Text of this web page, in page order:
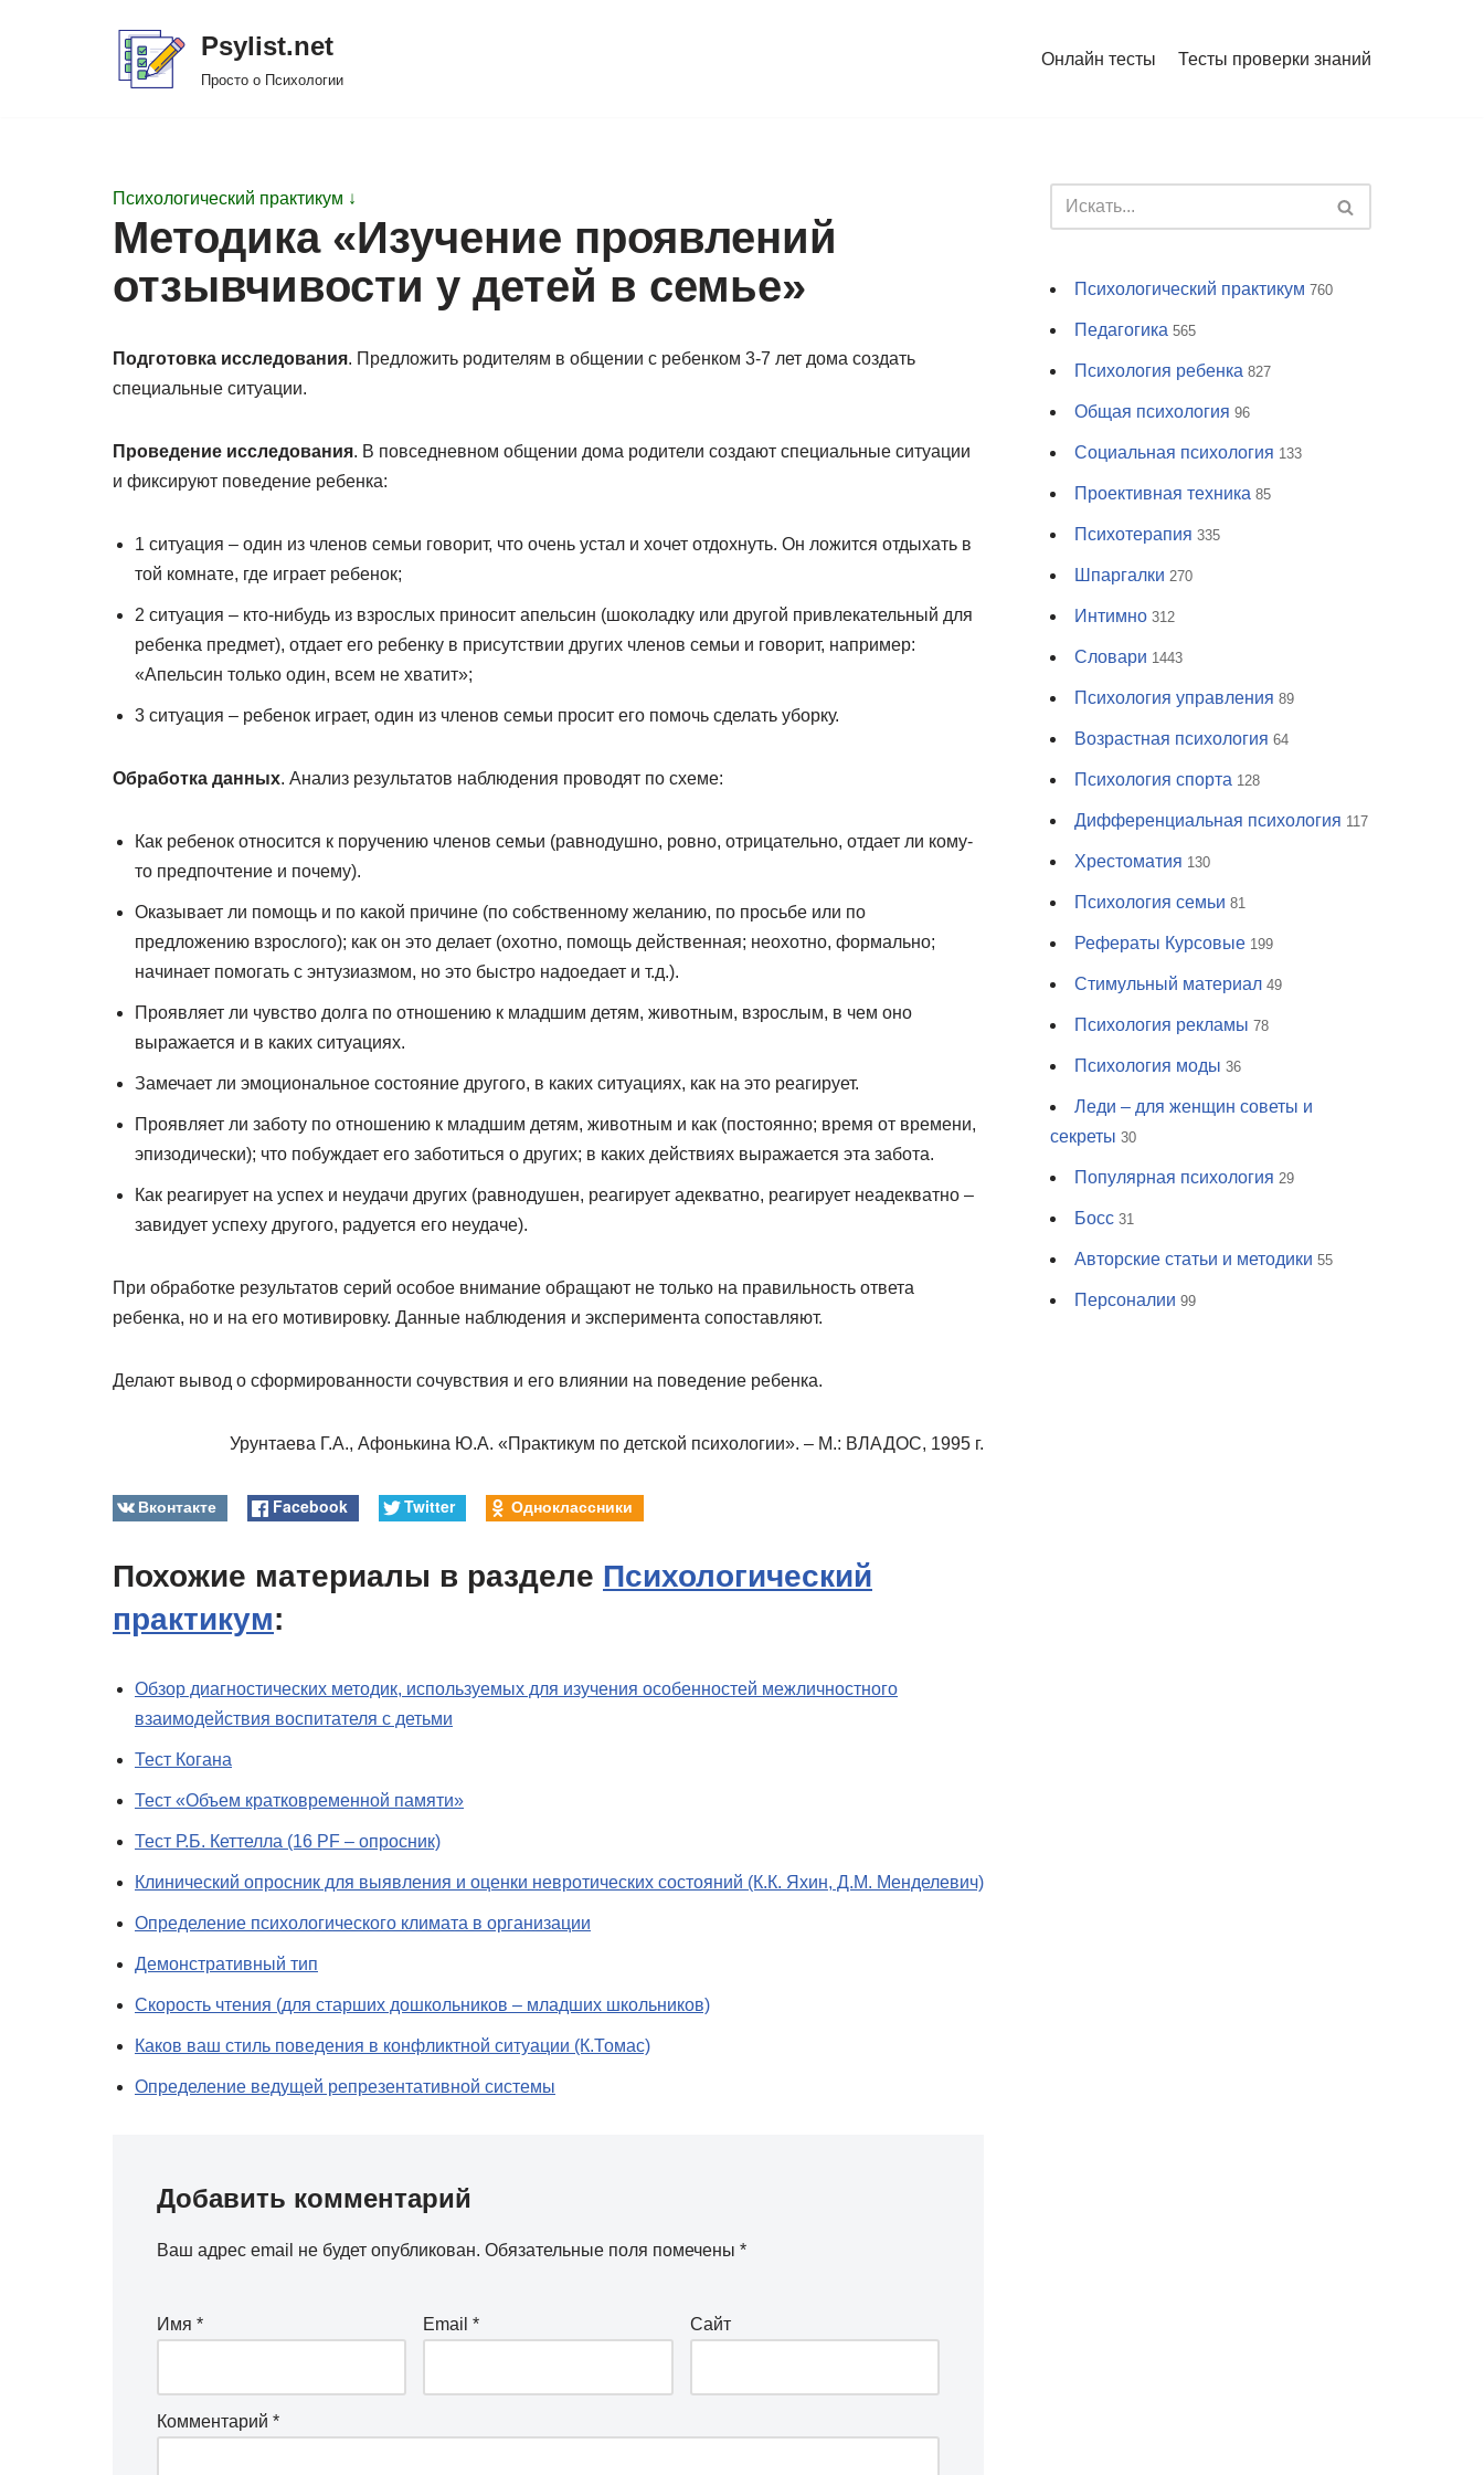
Psylist.net
Просто о Психологии
Онлайн тесты Тесты проверки знаний
Психологический практикум ↓
Методика «Изучение проявлений
отзывчивости у детей в семье»
Подготовка исследования. Предложить родителям в общении с ребенком 3-7 лет дома создать
специальные ситуации.
Проведение исследования. В повседневном общении дома родители создают специальные ситуации
и фиксируют поведение ребенка:
1 ситуация – один из членов семьи говорит, что очень устал и хочет отдохнуть. Он ложится отдыхать в
той комнате, где играет ребенок;
2 ситуация – кто-нибудь из взрослых приносит апельсин (шоколадку или другой привлекательный для
ребенка предмет), отдает его ребенку в присутствии других членов семьи и говорит, например:
«Апельсин только один, всем не хватит»;
3 ситуация – ребенок играет, один из членов семьи просит его помочь сделать уборку.
Обработка данных. Анализ результатов наблюдения проводят по схеме:
Как ребенок относится к поручению членов семьи (равнодушно, ровно, отрицательно, отдает ли кому-
то предпочтение и почему).
Оказывает ли помощь и по какой причине (по собственному желанию, по просьбе или по
предложению взрослого); как он это делает (охотно, помощь действенная; неохотно, формально;
начинает помогать с энтузиазмом, но это быстро надоедает и т.д.).
Проявляет ли чувство долга по отношению к младшим детям, животным, взрослым, в чем оно
выражается и в каких ситуациях.
Замечает ли эмоциональное состояние другого, в каких ситуациях, как на это реагирует.
Проявляет ли заботу по отношению к младшим детям, животным и как (постоянно; время от времени,
эпизодически); что побуждает его заботиться о других; в каких действиях выражается эта забота.
Как реагирует на успех и неудачи других (равнодушен, реагирует адекватно, реагирует неадекватно –
завидует успеху другого, радуется его неудаче).
При обработке результатов серий особое внимание обращают не только на правильность ответа
ребенка, но и на его мотивировку. Данные наблюдения и эксперимента сопоставляют.
Делают вывод о сформированности сочувствия и его влиянии на поведение ребенка.
Урунтаева Г.А., Афонькина Ю.А. «Практикум по детской психологии». – М.: ВЛАДОС, 1995 г.
Вконтакте Facebook Twitter Одноклассники
Похожие материалы в разделе Психологический
практикум:
Обзор диагностических методик, используемых для изучения особенностей межличностного
взаимодействия воспитателя с детьми
Тест Когана
Тест «Объем кратковременной памяти»
Тест Р.Б. Кеттелла (16 PF – опросник)
Клинический опросник для выявления и оценки невротических состояний (К.К. Яхин, Д.М. Менделевич)
Определение психологического климата в организации
Демонстративный тип
Скорость чтения (для старших дошкольников – младших школьников)
Каков ваш стиль поведения в конфликтной ситуации (К.Томас)
Определение ведущей репрезентативной системы
Добавить комментарий
Ваш адрес email не будет опубликован. Обязательные поля помечены *
Имя * Email* Сайт
Комментарий *
Психологический практикум 760
Педагогика 565
Психология ребенка 827
Общая психология 96
Социальная психология 133
Проективная техника 85
Психотерапия 335
Шпаргалки 270
Интимно 312
Словари 1443
Психология управления 89
Возрастная психология 64
Психология спорта 128
Дифференциальная психология 117
Хрестоматия 130
Психология семьи 81
Рефераты Курсовые 199
Стимульный материал 49
Психология рекламы 78
Психология моды 36
Леди – для женщин советы и
секреты 30
Популярная психология 29
Босс 31
Авторские статьи и методики 55
Персоналии 99